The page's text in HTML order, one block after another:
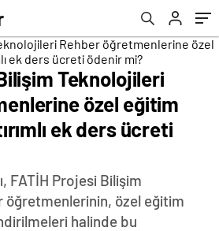
Teknolojileri
özel eğitim
ek ders ücreti
FATİH Projesi Bilişim
öğretmenlerinin, özel eğitim
halinde bu